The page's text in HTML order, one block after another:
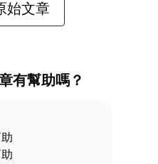
始文章
有幫助嗎？